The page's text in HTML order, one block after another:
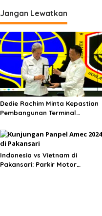
Jangan Lewatkan
Dedie Rachim Minta Kepastian
Pembangunan Terminal
Indonesia vs Vietnam di
Pakansari: Parkir Motor